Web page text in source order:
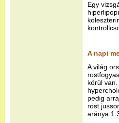
Egy
A napi
A világ
körül
pedig
rost
aránya